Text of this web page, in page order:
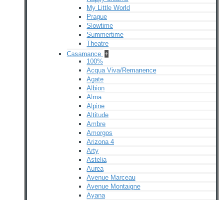
My Little World
Prague
Slowtime
Summertime
Theatre
Casamance +
100%
Acqua Viva/Remanence
Agate
Albion
Alma
Alpine
Altitude
Ambre
Amorgos
Arizona 4
Arty
Astelia
Aurea
Avenue Marceau
Avenue Montaigne
Ayana